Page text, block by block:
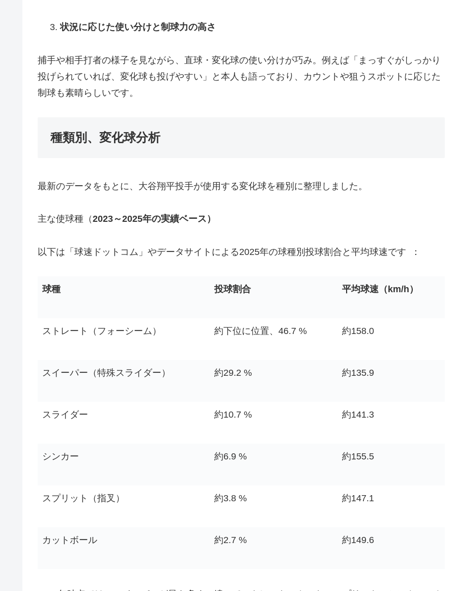
状況に応じた使い分けと制球力の高さ
捕手や相手打者の様子を見ながら、直球・変化球の使い分けが巧み。例えば「まっすぐがしっかり
投げられていれば、変化球も投げやすい」と本人も語っており、カウントや狙うスポットに応じた
制球も素晴らしいです。
種類別、変化球分析
最新のデータをもとに、大谷翔平投手が使用する変化球を種別に整理しました。
主な使球種（2023～2025年の実績ベース）
以下は「球速ドットコム」やデータサイトによる2025年の球種別投球割合と平均球速です ：
球種 投球割合 平均球速（km/h）
ストレート（フォーシーム） 約下位に位置、46.7 % 約158.0
スイーパー（特殊スライダー） 約29.2 % 約135.9
スライダー 約10.7 % 約141.3
シンカー 約6.9 % 約155.5
スプリット（指叉） 約3.8 % 約147.1
カットボール 約2.7 % 約149.6